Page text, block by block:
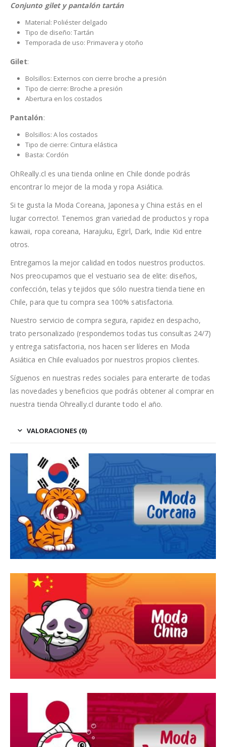
Conjunto gilet y pantalón tartán
Material: Poliéster delgado
Tipo de diseño: Tartán
Temporada de uso: Primavera y otoño
Gilet:
Bolsillos: Externos con cierre broche a presión
Tipo de cierre: Broche a presión
Abertura en los costados
Pantalón:
Bolsillos: A los costados
Tipo de cierre: Cintura elástica
Basta: Cordón
OhReally.cl es una tienda online en Chile donde podrás
encontrar lo mejor de la moda y ropa Asiática.
Si te gusta la Moda Coreana, Japonesa y China estás en el
lugar correcto!. Tenemos gran variedad de productos y ropa
kawaii, ropa coreana, Harajuku, Egirl, Dark, Indie Kid entre
otros.
Entregamos la mejor calidad en todos nuestros productos.
Nos preocupamos que el vestuario sea de elite: diseños,
confección, telas y tejidos que sólo nuestra tienda tiene en
Chile, para que tu compra sea 100% satisfactoria.
Nuestro servicio de compra segura, rapidez en despacho,
trato personalizado (respondemos todas tus consultas 24/7)
y entrega satisfactoria, nos hacen ser líderes en Moda
Asiática en Chile evaluados por nuestros propios clientes.
Síguenos en nuestras redes sociales para enterarte de todas
las novedades y beneficios que podrás obtener al comprar en
nuestra tienda Ohreally.cl durante todo el año.
VALORACIONES (0)